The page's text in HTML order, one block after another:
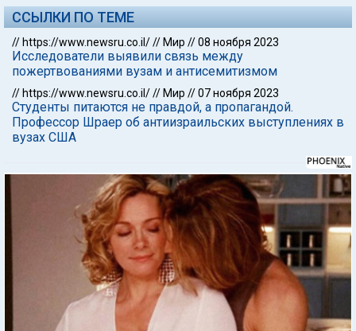
ССЫЛКИ ПО ТЕМЕ
// https://www.newsru.co.il/// Мир //08 ноября 2023
Исследователи выявили связь между
пожертвованиями вузам и антисемитизмом
// https://www.newsru.co.il/// Мир //07 ноября 2023
Студенты питаются не правдой, а пропагандой.
Профессор Шраер об антиизраильских выступлениях в
вузах США